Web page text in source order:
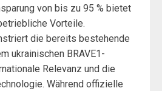
von bis zu 95 % bietet
Vorteile.
die bereits bestehende
ukrainischen BRAVE1-
Relevanz und die
Während offizielle